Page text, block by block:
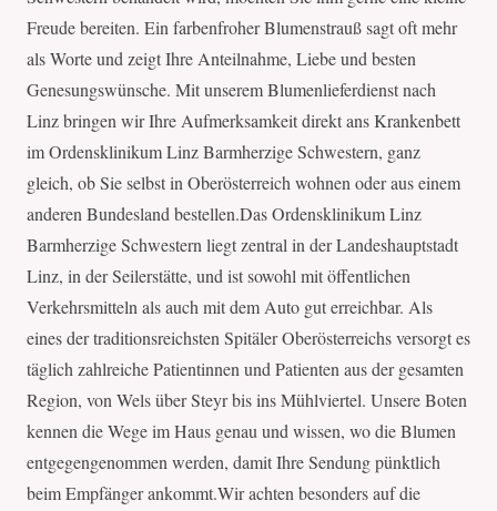
Freude bereiten. Ein farbenfroher Blumenstrauß sagt oft mehr
als Worte und zeigt Ihre Anteilnahme, Liebe und besten
Genesungswünsche. Mit unserem Blumenlieferdienst nach
Linz bringen wir Ihre Aufmerksamkeit direkt ans Krankenbett
im Ordensklinikum Linz Barmherzige Schwestern, ganz
gleich, ob Sie selbst in Oberösterreich wohnen oder aus einem
anderen Bundesland bestellen.Das Ordensklinikum Linz
Barmherzige Schwestern liegt zentral in der Landeshauptstadt
Linz, in der Seilerstätte, und ist sowohl mit öffentlichen
Verkehrsmitteln als auch mit dem Auto gut erreichbar. Als
eines der traditionsreichsten Spitäler Oberösterreichs versorgt es
täglich zahlreiche Patientinnen und Patienten aus der gesamten
Region, von Wels über Steyr bis ins Mühlviertel. Unsere Boten
kennen die Wege im Haus genau und wissen, wo die Blumen
entgegengenommen werden, damit Ihre Sendung pünktlich
beim Empfänger ankommt.Wir achten besonders auf die